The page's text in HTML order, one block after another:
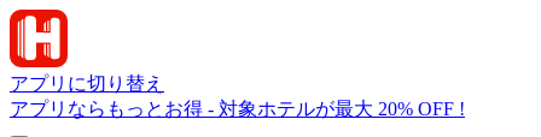
アプリに切り替え
アプリならもっとお得 - 対象ホテルが最大 20% OFF !